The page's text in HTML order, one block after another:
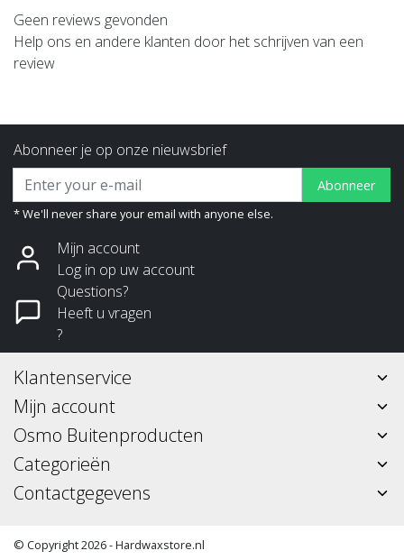
Geen reviews gevonden
Help ons en andere klanten door het schrijven van een
review
Abonneer je op onze nieuwsbrief
Abonneer
* We'll never share your email with anyone else.
Mijn account
Log in op uw account
Questions?
Heeft u vragen
?
Klantenservice
Mijn account
Osmo Buitenproducten
Categorieën
Contactgegevens
© Copyright 2026 - Hardwaxstore.nl